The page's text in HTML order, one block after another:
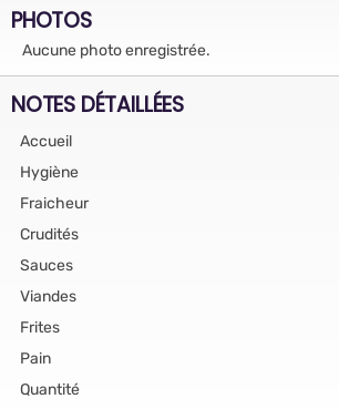
PHOTOS
Aucune photo enregistrée.
NOTES DÉTAILLÉES
Accueil
Hygiène
Fraicheur
Crudités
Sauces
Viandes
Frites
Pain
Quantité